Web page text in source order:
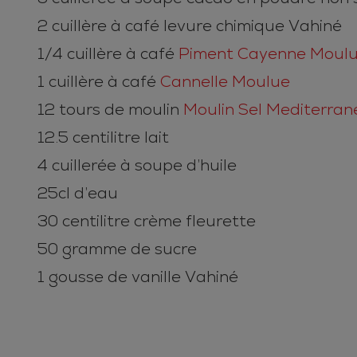
2 cuillère à café levure chimique Vahiné
1/4 cuillère à café Piment Cayenne
1 cuillère à café Cannelle Moulue
12 tours de moulin Moulin Sel
12.5 centilitre lait
4 cuillerée à soupe d’huile
25cl d’eau
30 centilitre crème fleurette
50 gramme de sucre
1 gousse de vanille Vahiné